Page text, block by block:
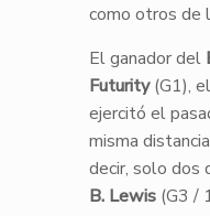
como otros de
El ganador del
Futurity(G1),
ejercitó el
misma
decir, solo dos
B. Lewis(G3 /